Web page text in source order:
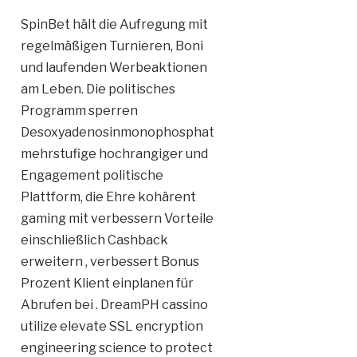
SpinBet hält die Aufregung mit
regelmäßigen Turnieren, Boni
und laufenden Werbeaktionen
am Leben. Die politisches
Programm sperren
Desoxyadenosinmonophosphat
mehrstufige hochrangiger und
Engagement politische
Plattform, die Ehre kohärent
gaming mit verbessern Vorteile
einschließlich Cashback
erweitern , verbessert Bonus
Prozent Klient einplanen für
Abrufen bei . DreamPH cassino
utilize elevate SSL encryption
engineering science to protect